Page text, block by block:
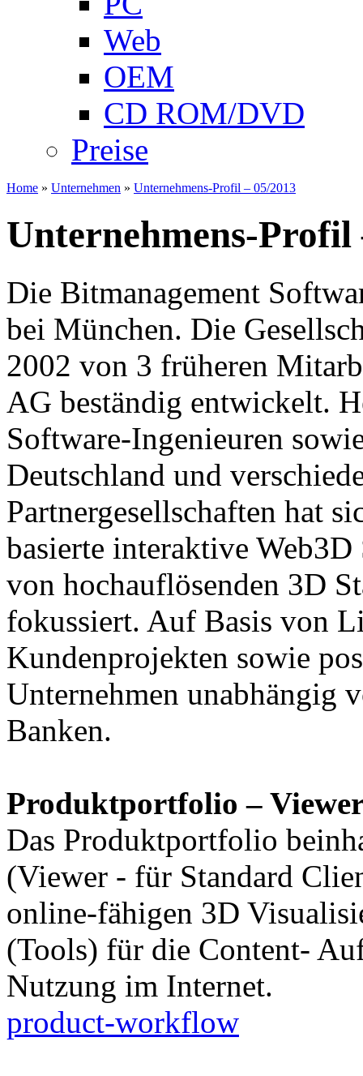
Web
OEM
CD ROM/DVD
Preise
Home » Unternehmen » Unternehmens-Profil – 05/2013
Unternehmens-Profil
Die Bitmanagement
bei München. Die
2002 von 3 früheren
AG beständig entwickelt.
Software-Ingenieuren
Deutschland und
Partnergesellschaften hat
basierte interaktive
von hochauflösenden 3D
fokussiert. Auf Basis von
Kundenprojekten sowie
Unternehmen unabhängig
Banken.
Produktportfolio –
Das Produktportfolio
(Viewer - für Standard
online-fähigen 3D
(Tools) für die Content-
Nutzung im Internet.
product-workflow